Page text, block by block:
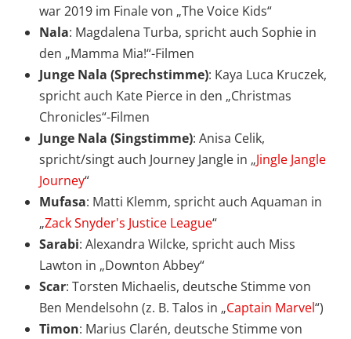
war 2019 im Finale von „The Voice Kids“
Nala: Magdalena Turba, spricht auch Sophie in
den „Mamma Mia!“-Filmen
Junge Nala (Sprechstimme): Kaya Luca Kruczek,
spricht auch Kate Pierce in den „Christmas
Chronicles“-Filmen
Junge Nala (Singstimme): Anisa Celik,
spricht/singt auch Journey Jangle in „Jingle Jangle
Journey“
Mufasa: Matti Klemm, spricht auch Aquaman in
„Zack Snyder's Justice League“
Sarabi: Alexandra Wilcke, spricht auch Miss
Lawton in „Downton Abbey“
Scar: Torsten Michaelis, deutsche Stimme von
Ben Mendelsohn (z. B. Talos in „Captain Marvel“)
Timon: Marius Clarén, deutsche Stimme von